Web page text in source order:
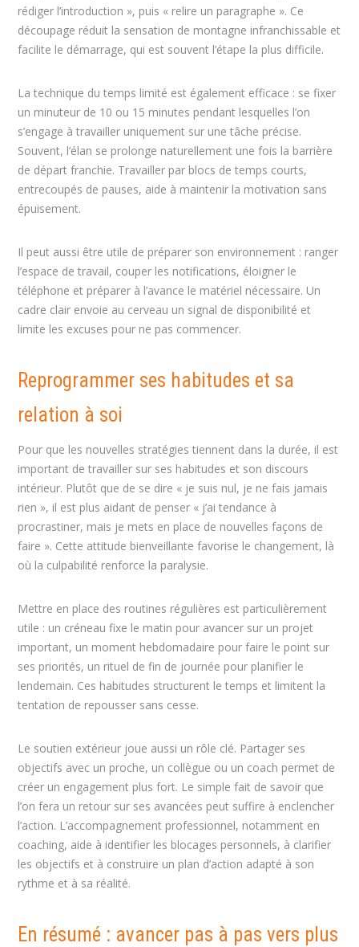
rédiger l’introduction », puis « relire un paragraphe ». Ce
découpage réduit la sensation de montagne infranchissable et
facilite le démarrage, qui est souvent l’étape la plus difficile.
La technique du temps limité est également efficace : se fixer
un minuteur de 10 ou 15 minutes pendant lesquelles l’on
s’engage à travailler uniquement sur une tâche précise.
Souvent, l’élan se prolonge naturellement une fois la barrière
de départ franchie. Travailler par blocs de temps courts,
entrecoupés de pauses, aide à maintenir la motivation sans
épuisement.
Il peut aussi être utile de préparer son environnement : ranger
l’espace de travail, couper les notifications, éloigner le
téléphone et préparer à l’avance le matériel nécessaire. Un
cadre clair envoie au cerveau un signal de disponibilité et
limite les excuses pour ne pas commencer.
Reprogrammer ses habitudes et sa
relation à soi
Pour que les nouvelles stratégies tiennent dans la durée, il est
important de travailler sur ses habitudes et son discours
intérieur. Plutôt que de se dire « je suis nul, je ne fais jamais
rien », il est plus aidant de penser « j’ai tendance à
procrastiner, mais je mets en place de nouvelles façons de
faire ». Cette attitude bienveillante favorise le changement, là
où la culpabilité renforce la paralysie.
Mettre en place des routines régulières est particulièrement
utile : un créneau fixe le matin pour avancer sur un projet
important, un moment hebdomadaire pour faire le point sur
ses priorités, un rituel de fin de journée pour planifier le
lendemain. Ces habitudes structurent le temps et limitent la
tentation de repousser sans cesse.
Le soutien extérieur joue aussi un rôle clé. Partager ses
objectifs avec un proche, un collègue ou un coach permet de
créer un engagement plus fort. Le simple fait de savoir que
l’on fera un retour sur ses avancées peut suffire à enclencher
l’action. L’accompagnement professionnel, notamment en
coaching, aide à identifier les blocages personnels, à clarifier
les objectifs et à construire un plan d’action adapté à son
rythme et à sa réalité.
En résumé : avancer pas à pas vers plus